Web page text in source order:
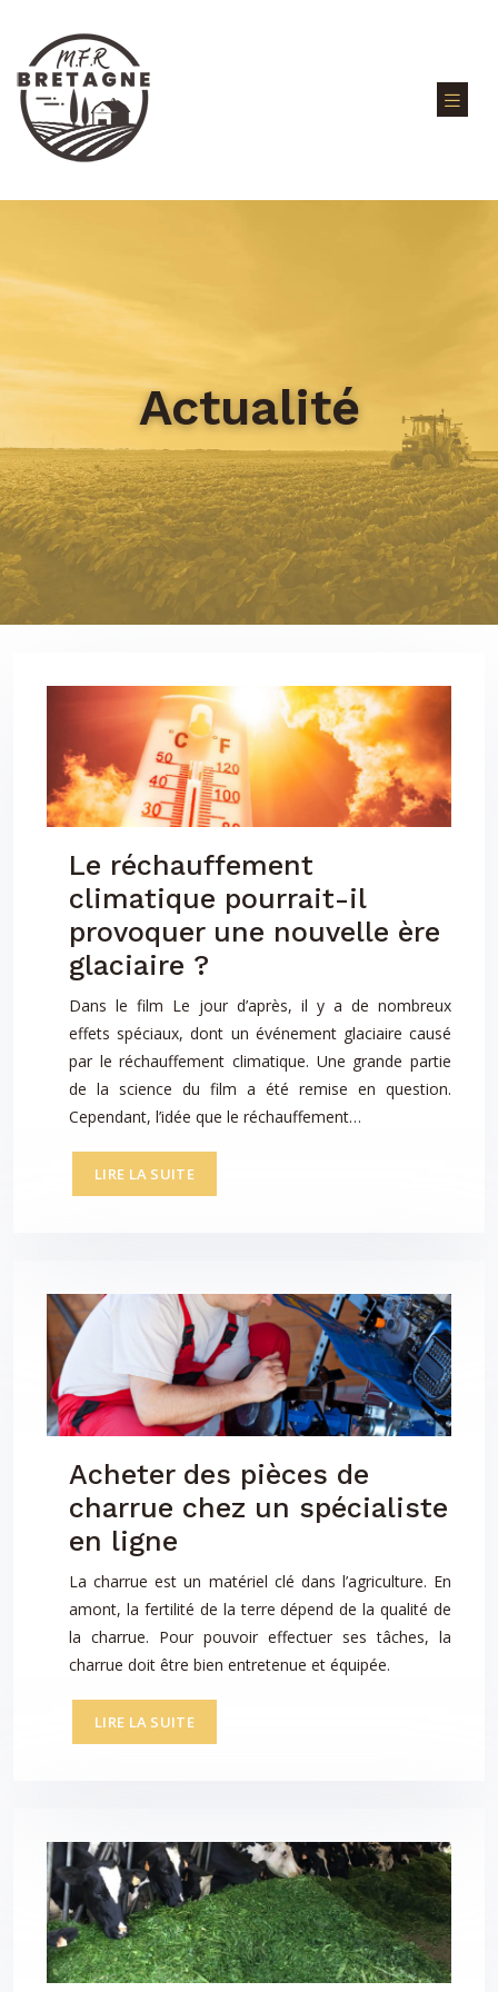
Actualité
Le réchauffement
climatique pourrait-il
provoquer une nouvelle ère
glaciaire ?
Dans le film Le jour d’après, il y a de nombreux
effets spéciaux, dont un événement glaciaire causé
par le réchauffement climatique. Une grande partie
de la science du film a été remise en question.
Cependant, l’idée que le réchauffement…
LIRE LA SUITE
Acheter des pièces de
charrue chez un spécialiste
en ligne
La charrue est un matériel clé dans l’agriculture. En
amont, la fertilité de la terre dépend de la qualité de
la charrue. Pour pouvoir effectuer ses tâches, la
charrue doit être bien entretenue et équipée.
LIRE LA SUITE